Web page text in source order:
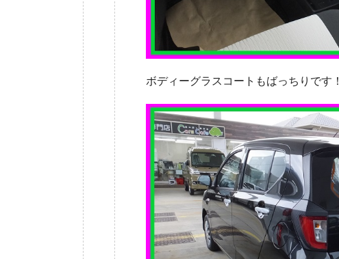
ボディーグラスコートもばっちりです！